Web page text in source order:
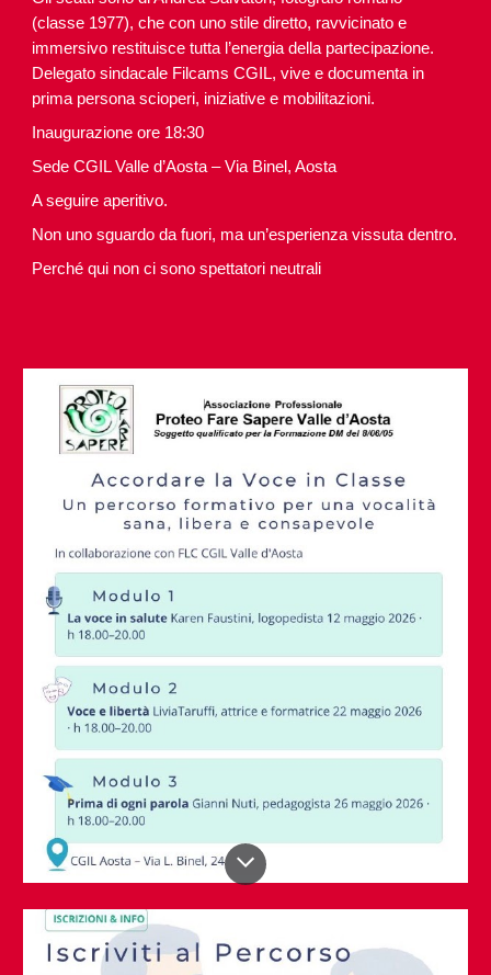
(classe 1977), che con uno stile diretto, ravvicinato e
immersivo restituisce tutta l’energia della partecipazione.
Delegato sindacale Filcams CGIL, vive e documenta in
prima persona scioperi, iniziative e mobilitazioni.
Inaugurazione ore 18:30
Sede CGIL Valle d’Aosta – Via Binel, Aosta
A seguire aperitivo.
Non uno sguardo da fuori, ma un’esperienza vissuta dentro.
Perché qui non ci sono spettatori neutrali